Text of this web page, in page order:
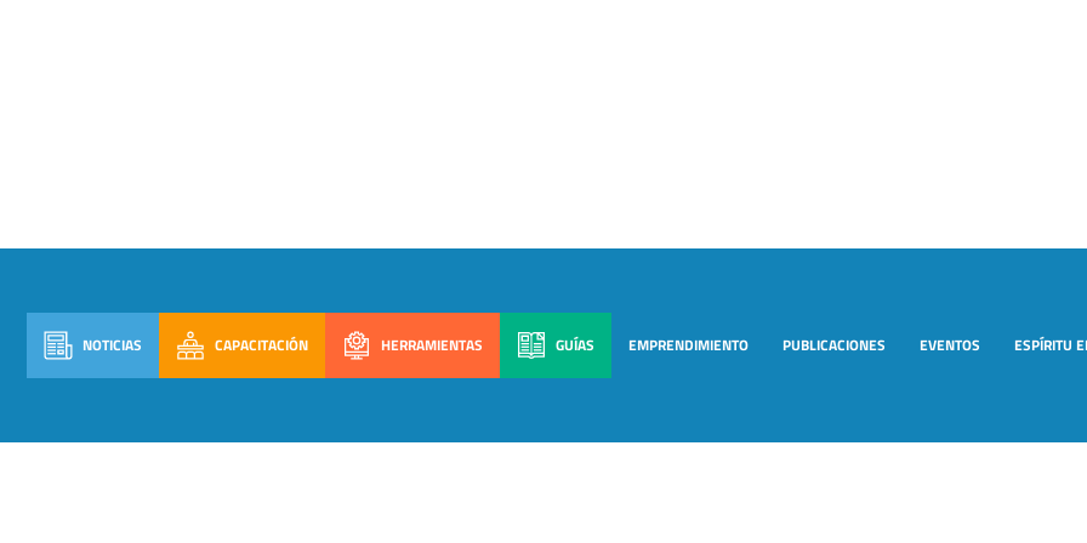
NOTICIAS CAPACITACIÓN HERRAMIENTAS GUÍAS EMPRENDIMIENTO PUBLICACIONES EVENTOS ESPÍRITU